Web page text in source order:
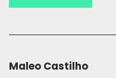
Maleo Castilho